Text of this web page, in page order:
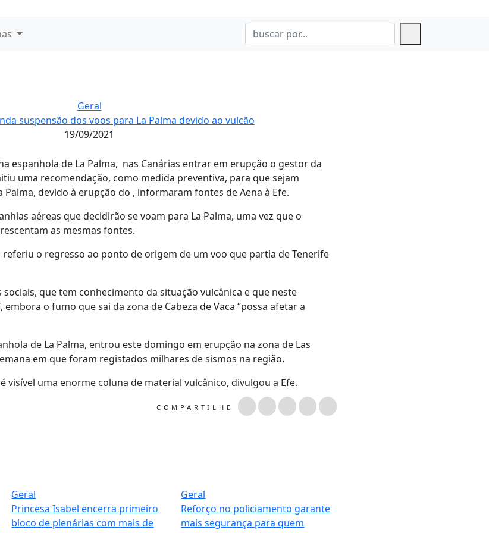
Geral
suspensão dos voos para La Palma devido ao vulcão
19/09/2021
espanhola de La Palma, nas Canárias entrar em erupção o gestor da
uma recomendação, como medida preventiva, para que sejam
Palma, devido à erupção do , informaram fontes de Aena à Efe.
aéreas que decidirão se voam para La Palma, uma vez que o
as mesmas fontes.
referiu o regresso ao ponto de origem de um voo que partia de Tenerife
que tem conhecimento da situação vulcânica e que neste
o fumo que sai da zona de Cabeza de Vaca “possa afetar a
de La Palma, entrou este domingo em erupção na zona de Las
em que foram registados milhares de sismos na região.
visível uma enorme coluna de material vulcânico, divulgou a Efe.
COMPARTILHE
Geral
Princesa Isabel encerra primeiro
bloco de plenárias com mais de
Geral
Reforço no policiamento garante
mais segurança para quem